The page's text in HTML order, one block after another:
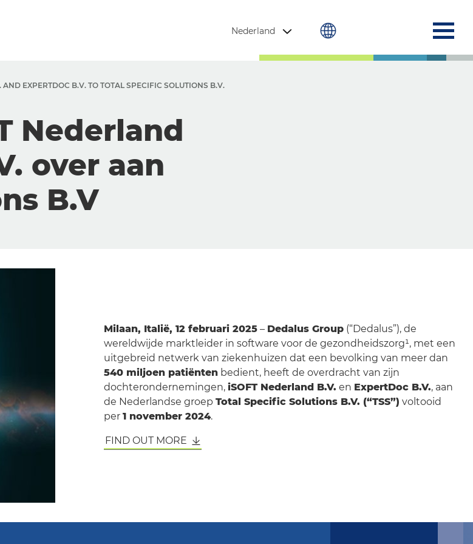
Nederland
EXPERTDOC B.V. TO TOTAL SPECIFIC SOLUTIONS B.V.
Nederland
over aan
B.V
Milaan, Italië, 12 februari 2025 – Dedalus Group (“Dedalus”), de
wereldwijde marktleider in software voor de gezondheidszorg¹, met een
uitgebreid netwerk van ziekenhuizen dat een bevolking van meer dan
540 miljoen patiënten bedient, heeft de overdracht van zijn
dochterondernemingen, iSOFT Nederland B.V. en ExpertDoc B.V., aan
de Nederlandse groep Total Specific Solutions B.V. (“TSS”) voltooid
per 1 november 2024.
FIND OUT MORE